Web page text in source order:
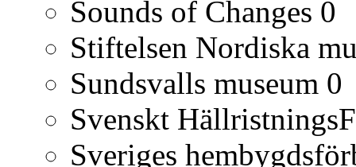
Sounds of Changes 0
Stiftelsen Nordiska
Sundsvalls museum 0
Svenskt
Sveriges